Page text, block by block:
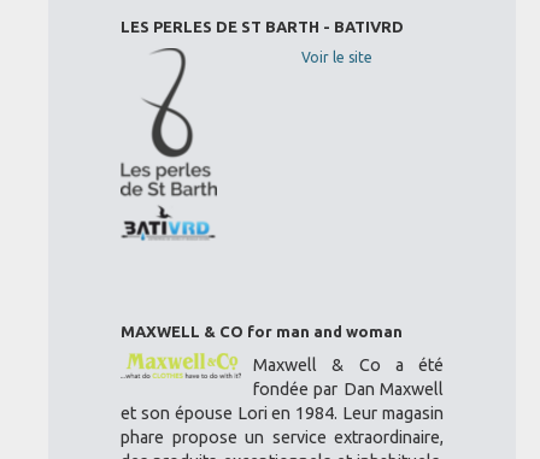
LES PERLES DE ST BARTH - BATIVRD
Voir le site
MAXWELL & CO for man and woman
Maxwell & Co a été
fondée par Dan Maxwell
et son épouse Lori en 1984. Leur magasin
phare propose un service extraordinaire,